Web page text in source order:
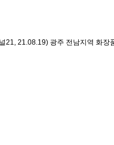
21, 21.08.19) 광주 전남지역 화장